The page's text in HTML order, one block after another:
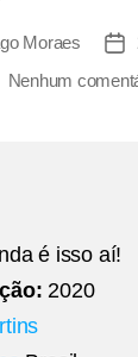
Moraes
Nenhum
é isso aí!
: 2020